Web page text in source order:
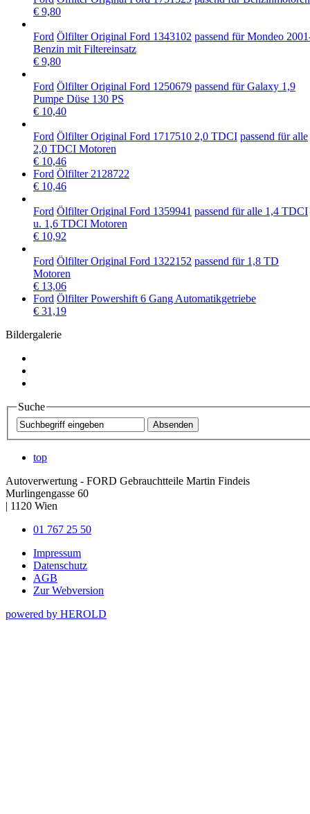
€ 9,80
Ford Ölfilter Original Ford 1343102 passend für Mondeo
Benzin mit Filtereinsatz
€ 9,80
Ford Ölfilter Original Ford 1250679 passend für Galaxy 1,9
Pumpe Düse 130 PS
€ 10,40
Ford Ölfilter Original Ford 1717510 2,0 TDCI passend für alle
2,0 TDCI Motoren
€ 10,46
Ford Ölfilter 2128722
€ 10,46
Ford Ölfilter Original Ford 1359941 passend für alle 1,4 TDCI
u. 1,6 TDCI Motoren
€ 10,92
Ford Ölfilter Original Ford 1322152 passend für 1,8 TD
Motoren
€ 13,06
Ford Ölfilter Powershift 6 Gang Automatikgetriebe
€ 31,19
Bildergalerie
Suche
top
Autoverwertung - FORD Gebrauchtteile Martin Findeis
Murlingengasse 60
| 1120 Wien
01 767 25 50
Impressum
Datenschutz
AGB
Zur Webversion
powered by HEROLD